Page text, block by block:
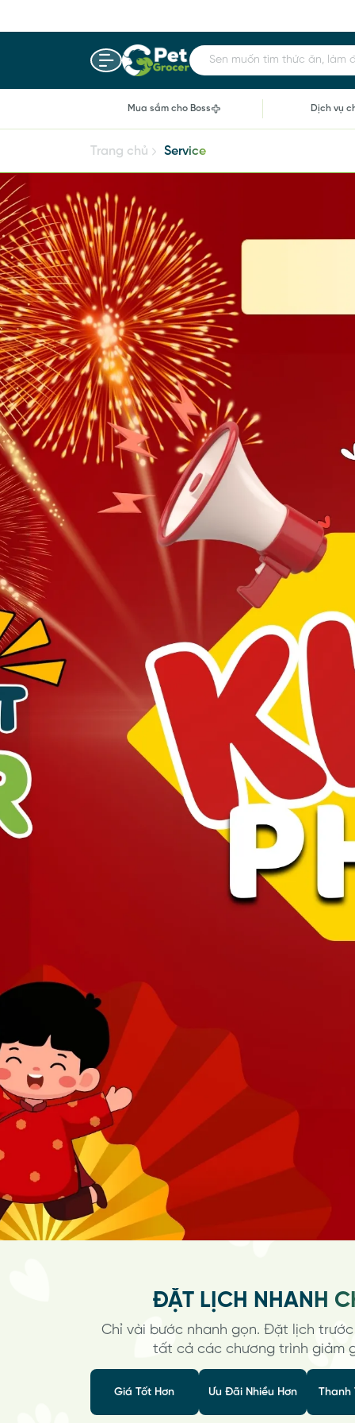
Sen muốn tìm thức ăn, làm
Mua sắm cho Boss Dịch vụ
Trang chủ Service
ĐẶT LỊCH NHANH
Chỉ vài bước nhanh gọn. Đặt lịch
tất cả các chương trình giảm
Giá Tốt Hơn Ưu Đãi Nhiều Hơn
Grooming - Spa
Tắm
Tìm hiểu thêm
Pet hotel